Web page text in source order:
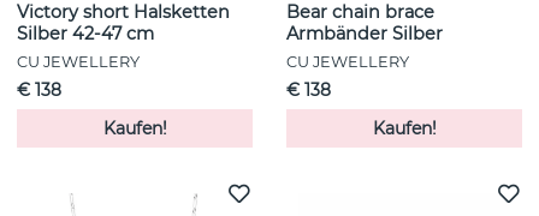
Victory short Halsketten
Silber 42-47 cm
CU JEWELLERY
€ 138
Kaufen!
Bear chain brace
Armbänder Silber
CU JEWELLERY
€ 138
Kaufen!